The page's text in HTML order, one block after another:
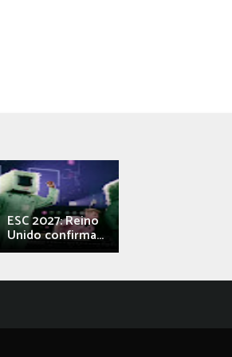
ESC 2027: Reino
Unido confirma...